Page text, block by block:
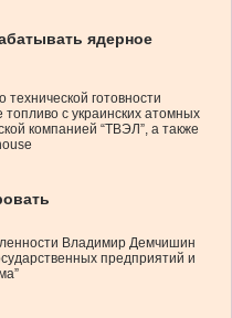
ядерное
готовности
с украинских атомных
компанией “ТВЭЛ”, а также
Владимир Демчишин
предприятий и